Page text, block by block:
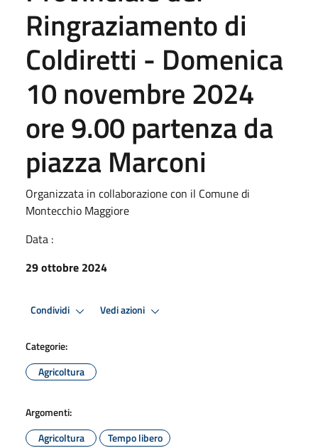
Ringraziamento di
Coldiretti - Domenica
10 novembre 2024
ore 9.00 partenza da
piazza Marconi
Organizzata in collaborazione con il Comune di
Montecchio Maggiore
Data :
29 ottobre 2024
Condividi Vedi azioni
Categorie:
Agricoltura
Argomenti:
Agricoltura
Tempo libero